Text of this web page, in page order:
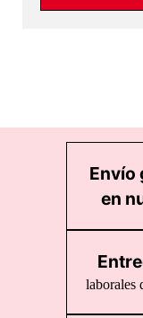
Envío
en
laborales